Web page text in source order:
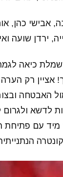
אבישי כהן,
ירדן שועה
כיאה
אציין רק
האבטחה
לדשא
מיד עם